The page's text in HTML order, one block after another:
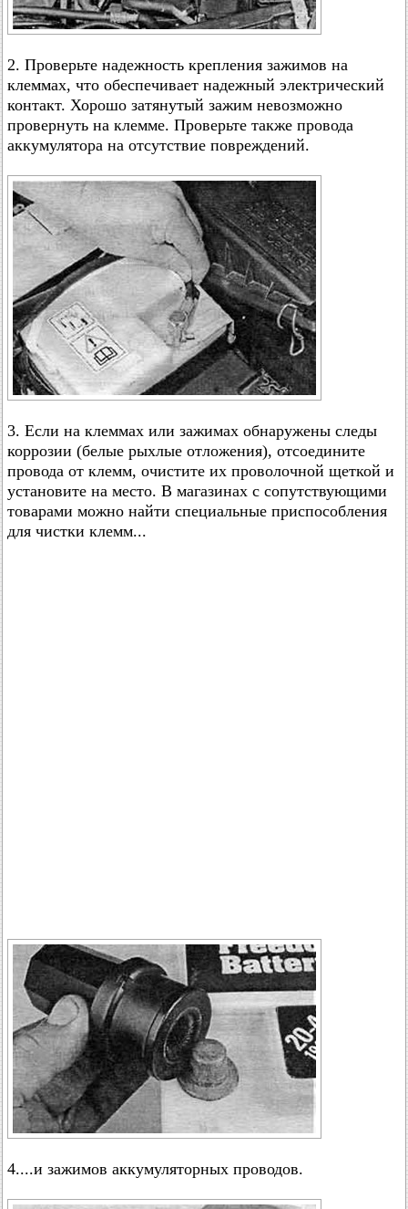
2. Проверьте надежность крепления зажимов на
клеммах, что обеспечивает надежный электрический
контакт. Хорошо затянутый зажим невозможно
провернуть на клемме. Проверьте также провода
аккумулятора на отсутствие повреждений.
3. Если на клеммах или зажимах обнаружены следы
коррозии (белые рыхлые отложения), отсоедините
провода от клемм, очистите их проволочной щеткой и
установите на место. В магазинах с сопутствующими
товарами можно найти специальные приспособления
для чистки клемм...
4....и зажимов аккумуляторных проводов.